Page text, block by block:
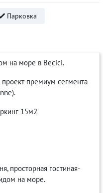
Парковка
на море в Becici.
премиум сегмента
15м2
просторная гостиная-
на море.